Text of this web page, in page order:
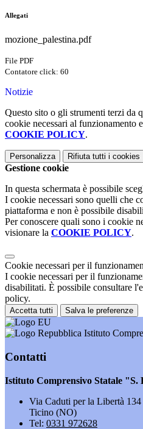
Allegati
mozione_palestina.pdf
File PDF
Contatore click: 60
Notizie
Questo sito o gli strumenti terzi da
cookie necessari al funzionamento
COOKIE POLICY.
Personalizza Rifiuta tutti i cookies
Gestione cookie
In questa schermata è possibile
I cookie necessari sono quelli che
piattaforma e non è possibile
Per conoscere quali sono i cookie
visionare la COOKIE POLICY.
Cookie necessari per il
I cookie necessari per il
disabilitati. È possibile consultare
policy.
Accetta tutti Salva le preferenze
Istituto
Contatti
Istituto Comprensivo Statale "S.
Via Caduti per la Libertà
Ticino (NO)
Tel: 0331 972628